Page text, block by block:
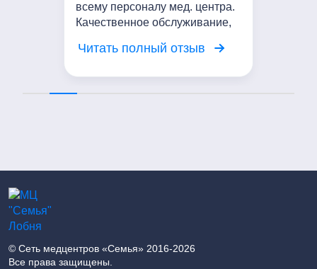
всему персоналу мед. центра.
Качественное обслуживание,
довольна посещением центра!
Читать полный отзыв
© Сеть медцентров «Семья» 2016-2026
Все права защищены.